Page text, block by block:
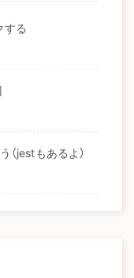
する
jestもあるよ）